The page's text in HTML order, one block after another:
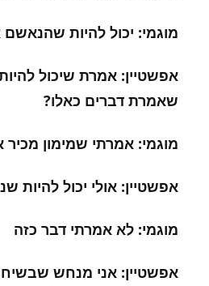
מוגמי: יכול להיות
אפשטיין: אמרת שיכול
שאמרת דברים כאלו?
מוגמי: אמרתי שמימון
אפשטיין: אולי יכול להיות
מוגמי: לא אמרתי דבר כזה
אפשטיין: אני מנחש